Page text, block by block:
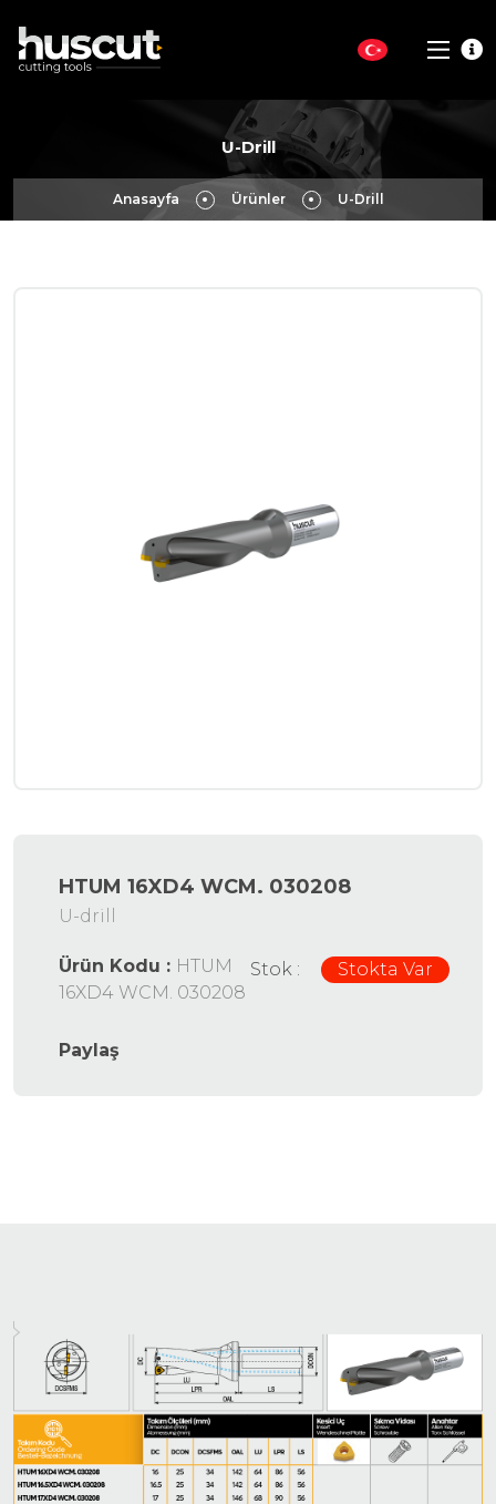
U-Drill
Anasayfa Ürünler U-Drill
HTUM 16XD4 WCM. 030208
U-drill
Stok : Stokta Var
Ürün Kodu : HTUM
16XD4 WCM. 030208
Paylaş